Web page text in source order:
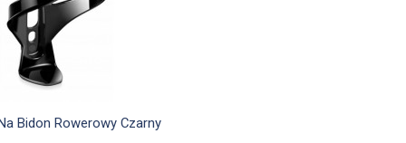
Szybki podgląd
Bidon Rowerowy Czarny